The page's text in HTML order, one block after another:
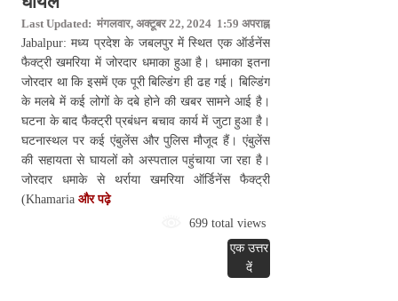
Last Updated: मंगलवार, अक्टूबर 22, 2024 1:59 अपराह्न
Jabalpur: मध्य प्रदेश के जबलपुर में स्थित एक ऑर्डनेंस
फैक्ट्री खमरिया में जोरदार धमाका हुआ है। धमाका इतना
जोरदार था कि इसमें एक पूरी बिल्डिंग ही ढह गई। बिल्डिंग
के मलबे में कई लोगों के दबे होने की खबर सामने आई है।
घटना के बाद फैक्ट्री प्रबंधन बचाव कार्य में जुटा हुआ है।
घटनास्थल पर कई एंबुलेंस और पुलिस मौजूद हैं। एंबुलेंस
की सहायता से घायलों को अस्पताल पहुंचाया जा रहा है।
जोरदार धमाके से थर्राया खमरिया ऑर्डिनेंस फैक्ट्री
(Khamaria और पढ़े
699 total views
एक उत्तर
दें